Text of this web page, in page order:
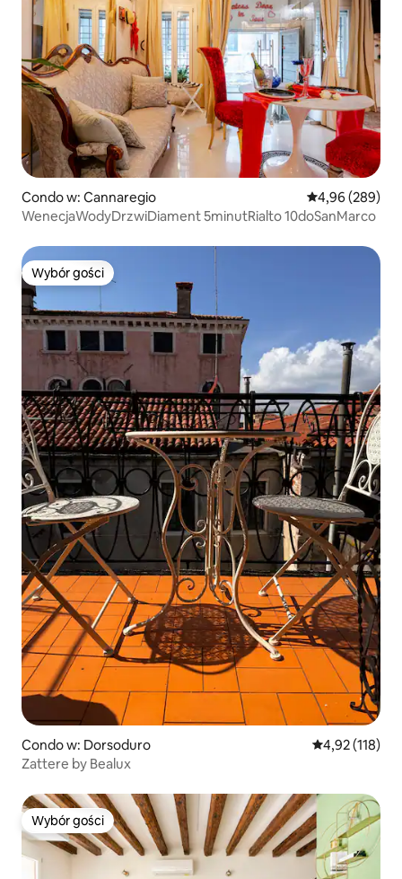
Condo w: Cannaregio Średnia
4,96 (289)
WenecjaWodyDrzwiDiament 5minutRialto 10doSanMarco
Wybór gości
Wybór gości
Condo w: Dorsoduro Średnia
4,92 (118)
Zattere by Bealux
Wybór gości
Wybór gości